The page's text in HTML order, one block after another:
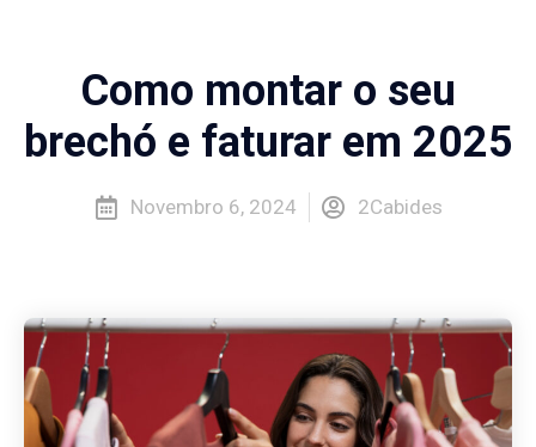
Como montar o seu
brechó e faturar em 2025
Novembro 6, 2024 2Cabides